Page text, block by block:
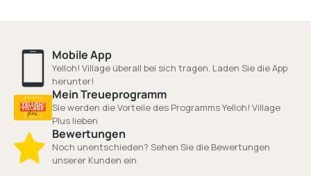
Mobile App
Yelloh! Village überall bei sich tragen. Laden Sie die App
herunter!
Mein Treueprogramm
Sie werden die Vorteile des Programms Yelloh! Village
Plus lieben
Bewertungen
Noch unentschieden? Sehen Sie die Bewertungen
unserer Kunden ein